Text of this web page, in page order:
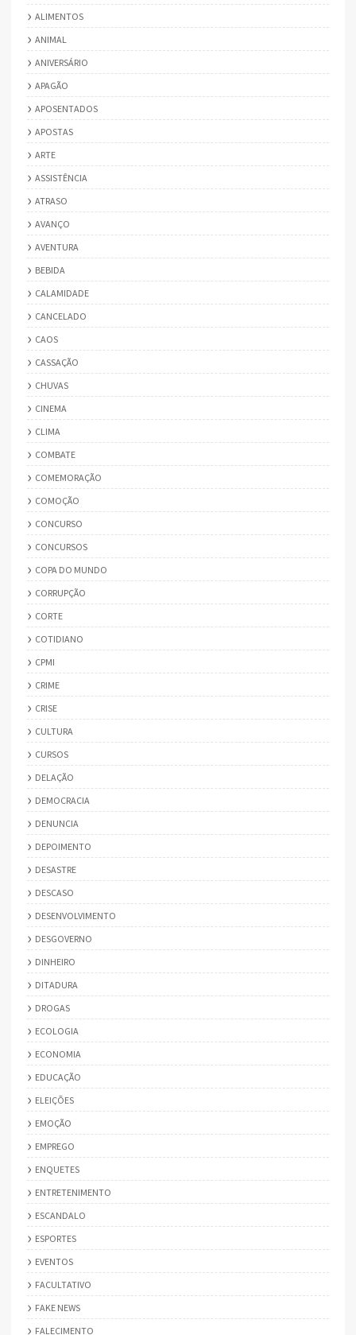
ALIMENTOS
ANIMAL
ANIVERSÁRIO
APAGÃO
APOSENTADOS
APOSTAS
ARTE
ASSISTÊNCIA
ATRASO
AVANÇO
AVENTURA
BEBIDA
CALAMIDADE
CANCELADO
CAOS
CASSAÇÃO
CHUVAS
CINEMA
CLIMA
COMBATE
COMEMORAÇÃO
COMOÇÃO
CONCURSO
CONCURSOS
COPA DO MUNDO
CORRUPÇÃO
CORTE
COTIDIANO
CPMI
CRIME
CRISE
CULTURA
CURSOS
DELAÇÃO
DEMOCRACIA
DENUNCIA
DEPOIMENTO
DESASTRE
DESCASO
DESENVOLVIMENTO
DESGOVERNO
DINHEIRO
DITADURA
DROGAS
ECOLOGIA
ECONOMIA
EDUCAÇÃO
ELEIÇÕES
EMOÇÃO
EMPREGO
ENQUETES
ENTRETENIMENTO
ESCANDALO
ESPORTES
EVENTOS
FACULTATIVO
FAKE NEWS
FALECIMENTO